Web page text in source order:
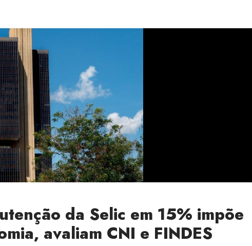
da Selic em 15% impõe
avaliam CNI e FINDES